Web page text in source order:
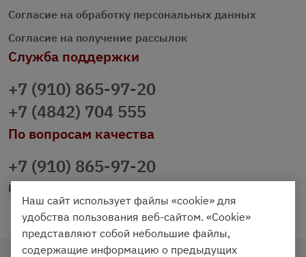
Согласие на обработку персональных данных
Согласие на получение рассылок
Служба поддержки
+7 (910) 865-97-20
+7 (4842) 704 555
По вопросам качества
+7 (910) 865-97-20
prazdnichniy40@palmi.ru
Наш сайт использует файлы «cookie» для
удобства пользования веб-сайтом. «Cookie»
представляют собой небольшие файлы,
содержащие информацию о предыдущих